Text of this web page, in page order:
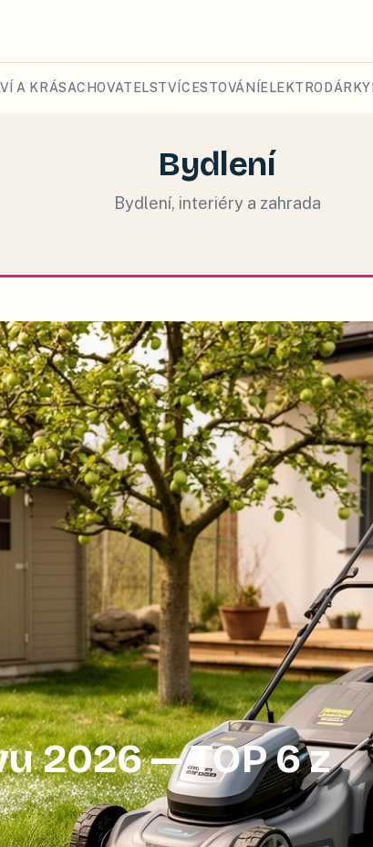
A KRÁSACHOVATELSTVÍCESTOVÁNÍ ELEKTRO DÁRKY
Bydlení
Bydlení, interiéry a zahrada
2026 — TOP 6 z